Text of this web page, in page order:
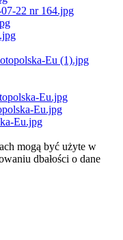
mogą być użyte w
dbałości o dane